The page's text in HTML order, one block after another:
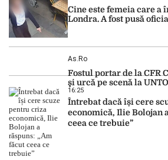
Cine este femeia care a
Londra. A fost pusă
As.ro
Fostul portar de la CFR
şi urcă pe scenă la
16:25
Întrebat dacă își cere
economică, Ilie Bolojan
ceea ce trebuie”